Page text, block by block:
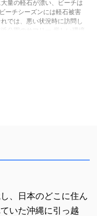
量の軽石が漂い、ビーチは
ーチシーズンには軽石被害
では、悪い状況時に訪問し
公園のサマリー 厳しい環境
、日本のどこに住ん
いた沖縄に引っ越